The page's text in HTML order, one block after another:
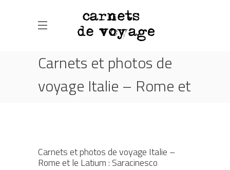
Carnets et photos de
voyage Italie – Rome et
CARNETS ET PHOTOS DE VOYAGE ITALIE – ROME
ET LE LATIUM : SARACINESCO
Carnets et photos de voyage Italie –
Rome et le Latium : Saracinesco